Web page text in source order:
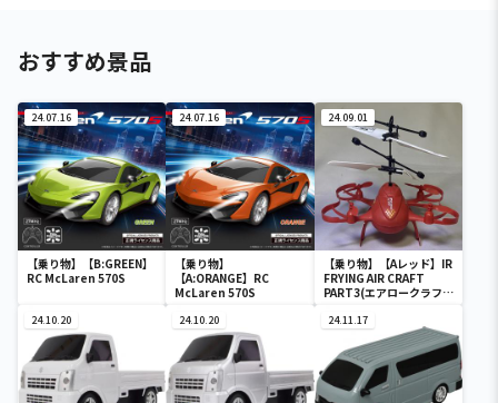
おすすめ景品
24.07.16
【乗り物】【B:GREEN】
RC McLaren 570S
24.07.16
【乗り物】
【A:ORANGE】RC
McLaren 570S
24.09.01
【乗り物】【Aレッド】IR
FRYING AIR CRAFT
PART3(エアロークラフト
24.10.20 24.10.20 24.11.17